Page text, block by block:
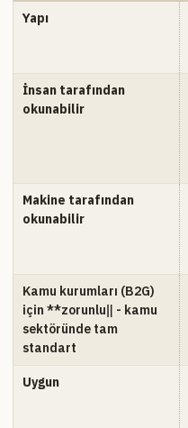
Yapı
İnsan tarafından
okunabilir
Makine tarafından
okunabilir
Kamu kurumları (B2G)
için **zorunlu‖ - kamu
sektöründe tam
standart
Uygun